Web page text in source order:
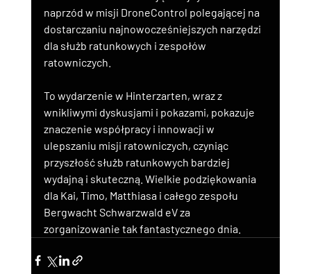
naprzód w misji DroneControl polegającej na
dostarczaniu najnowocześniejszych narzędzi
dla służb ratunkowych i zespołów
ratowniczych.
To wydarzenie w Hinterzarten, wraz z
wnikliwymi dyskusjami i pokazami, pokazuje
znaczenie współpracy i innowacji w
ulepszaniu misji ratowniczych, czyniąc
przyszłość służb ratunkowych bardziej
wydajną i skuteczną. Wielkie podziękowania
dla Kai, Timo, Matthiasa i całego zespołu
Bergwacht Schwarzwald eV za
zorganizowanie tak fantastycznego dnia.